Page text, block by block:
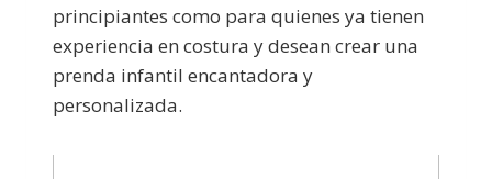
principiantes como para quienes ya tienen
experiencia en costura y desean crear una
prenda infantil encantadora y
personalizada.